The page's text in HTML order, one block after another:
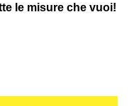
le misure che vuoi!